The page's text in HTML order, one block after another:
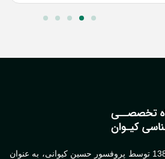
کیوان در سال 1380 توسط پروفسور حسین کیوانی، به عنوان